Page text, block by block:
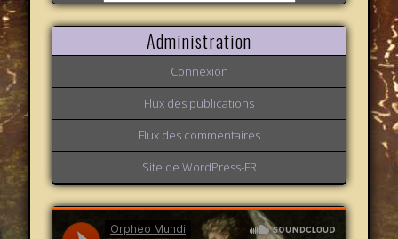
Administration
Connexion
Flux des publications
Flux des commentaires
Site de WordPress-FR